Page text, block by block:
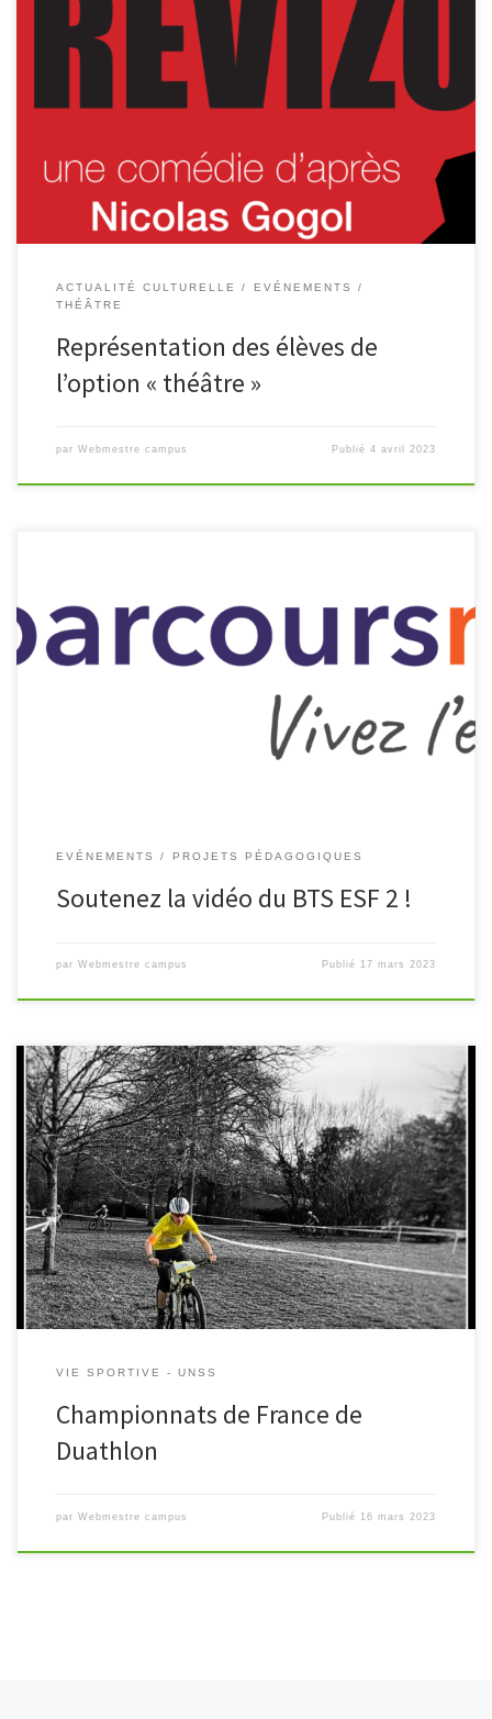
« Le révizor arrive! » C’est alors que la troupe des lycéens du
campus de Coulommiers cède aux mensonges, à la trahison et
ACTUALITÉ CULTURELLE
EVÉNEMENTS
THÉÂTRE
Représentation des élèves de
l’option « théâtre »
par Webmestre campus Publié4 avril 2023
Les étudiants du BTS ESF en deuxième année participent à un
concours pour promouvoir leur filière. Intitulé « Je filme ma
formation », ce concours a pour but de mettre en valeur […]
EVÉNEMENTS PROJETS PÉDAGOGIQUES
Soutenez la vidéo du BTS ESF 2 !
par Webmestre campus Publié 17 mars 2023
Les élèves de la section sportive VTT participent à la 5ème édition
des championnats de France UNSS de duathlon qui se déroulent à
Saran, près d’Orléans, du 14 au 17 […]
VIE SPORTIVE - UNSS
Championnats de France de
Duathlon
par Webmestre campus Publié 16 mars 2023